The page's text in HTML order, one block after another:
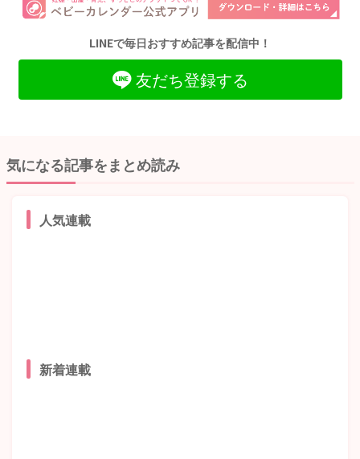
LINEで毎日おすすめ記事を配信中！
友だち登録する
気になる記事をまとめ読み
人気連載
新着連載